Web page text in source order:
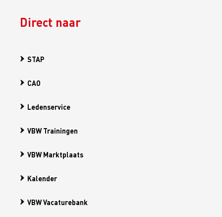
Direct naar
STAP
CAO
Ledenservice
VBW Trainingen
VBW Marktplaats
Kalender
VBW Vacaturebank